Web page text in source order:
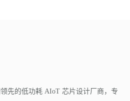
先的低功耗 AIoT 芯片设计厂商，专